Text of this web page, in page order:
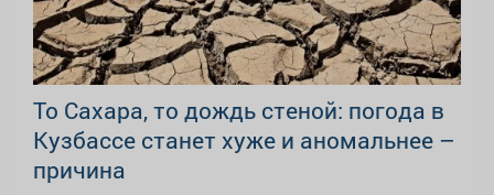
То Сахара, то дождь стеной: погода в
Кузбассе станет хуже и аномальнее –
причина